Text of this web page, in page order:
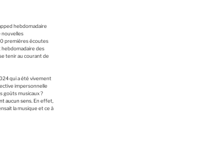
hebdomadaire
nouvelles
premières écoutes
hebdomadaire des
tenir au courant de
qui a été vivement
impersonnelle
goûts musicaux ?
aucun sens. En effet,
la musique et ce à